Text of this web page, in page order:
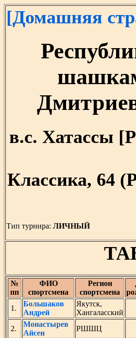
[Домашняя
в.с. Хатассы
Классика, 64
Тип турнира: ЛИЧНЫЙ
№
пп
ФИО
спортсмена
Регион
спортсмена
1.
Большаков
Андрей
Якутск,
Хангаласский
2.
Монастырев
Айсен
РШШЦ